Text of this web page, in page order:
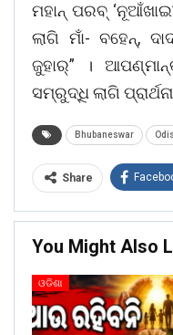
ମହାନ୍ ପରବ୍
ଲାଗି ମାଁ- ବହେନ୍‌,
ଜୁହାର୍‌” ।
ସମ୍‌ରୁଦ୍ଧି ଲାଗି
Bhubaneswar
Share
You Might Also
ଓଡିଶା